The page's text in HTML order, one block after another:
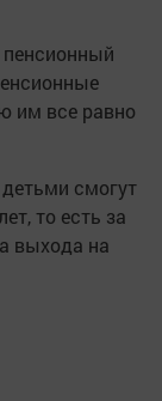
им все равно
смогут
то есть за
выхода на